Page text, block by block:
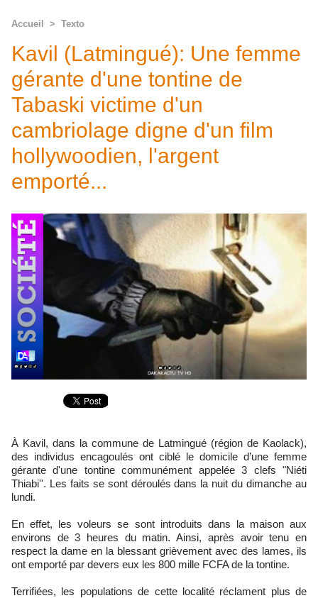
Accueil > Texto
Kavil (Latmingué): Une femme
gérante d'une tontine de
Tabaski victime d'un
cambriolage digne d'un film
hollywoodien, l'argent
emporté...
À Kavil, dans la commune de Latmingué (région de Kaolack),
des individus encagoulés ont ciblé le domicile d’une femme
gérante d'une tontine communément appelée 3 clefs "Niéti
Thiabi''. Les faits se sont déroulés dans la nuit du dimanche au
lundi.
En effet, les voleurs se sont introduits dans la maison aux
environs de 3 heures du matin. Ainsi, après avoir tenu en
respect la dame en la blessant grièvement avec des lames, ils
ont emporté par devers eux les 800 mille FCFA de la tontine.
Terrifiées, les populations de cette localité réclament plus de